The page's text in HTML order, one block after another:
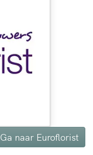
Ga naar Euroflorist